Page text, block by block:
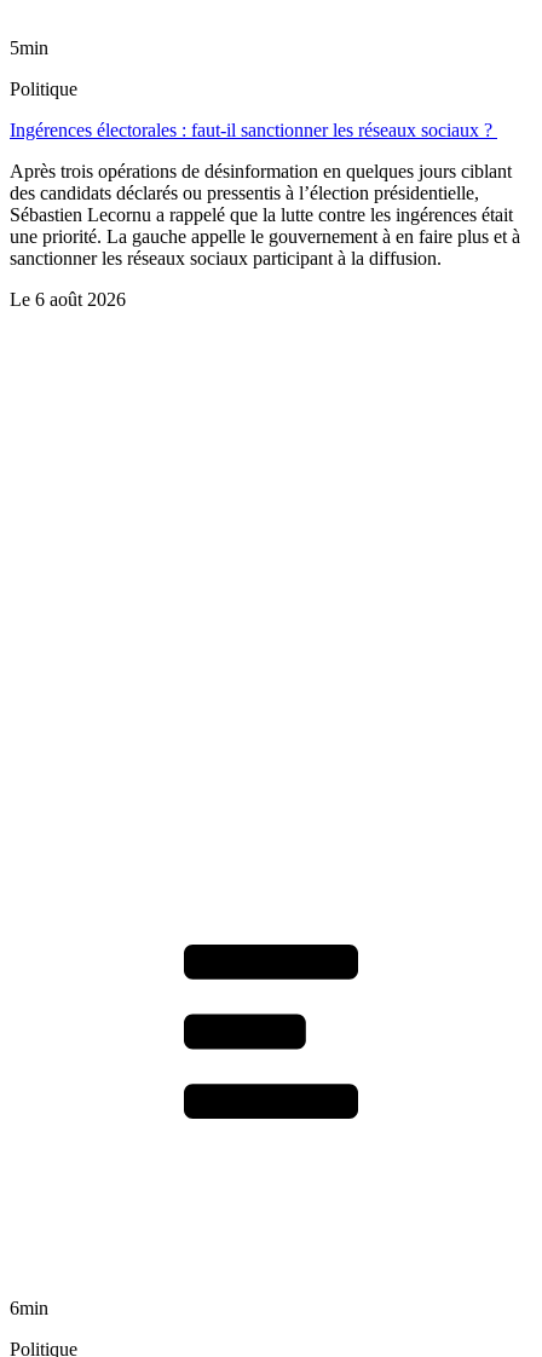
5min
Politique
Ingérences électorales : faut-il sanctionner les réseaux sociaux ?
Après trois opérations de désinformation en quelques jours ciblant
des candidats déclarés ou pressentis à l’élection présidentielle,
Sébastien Lecornu a rappelé que la lutte contre les ingérences était
une priorité. La gauche appelle le gouvernement à en faire plus et à
sanctionner les réseaux sociaux participant à la diffusion.
Le 6 août 2026
6min
Politique